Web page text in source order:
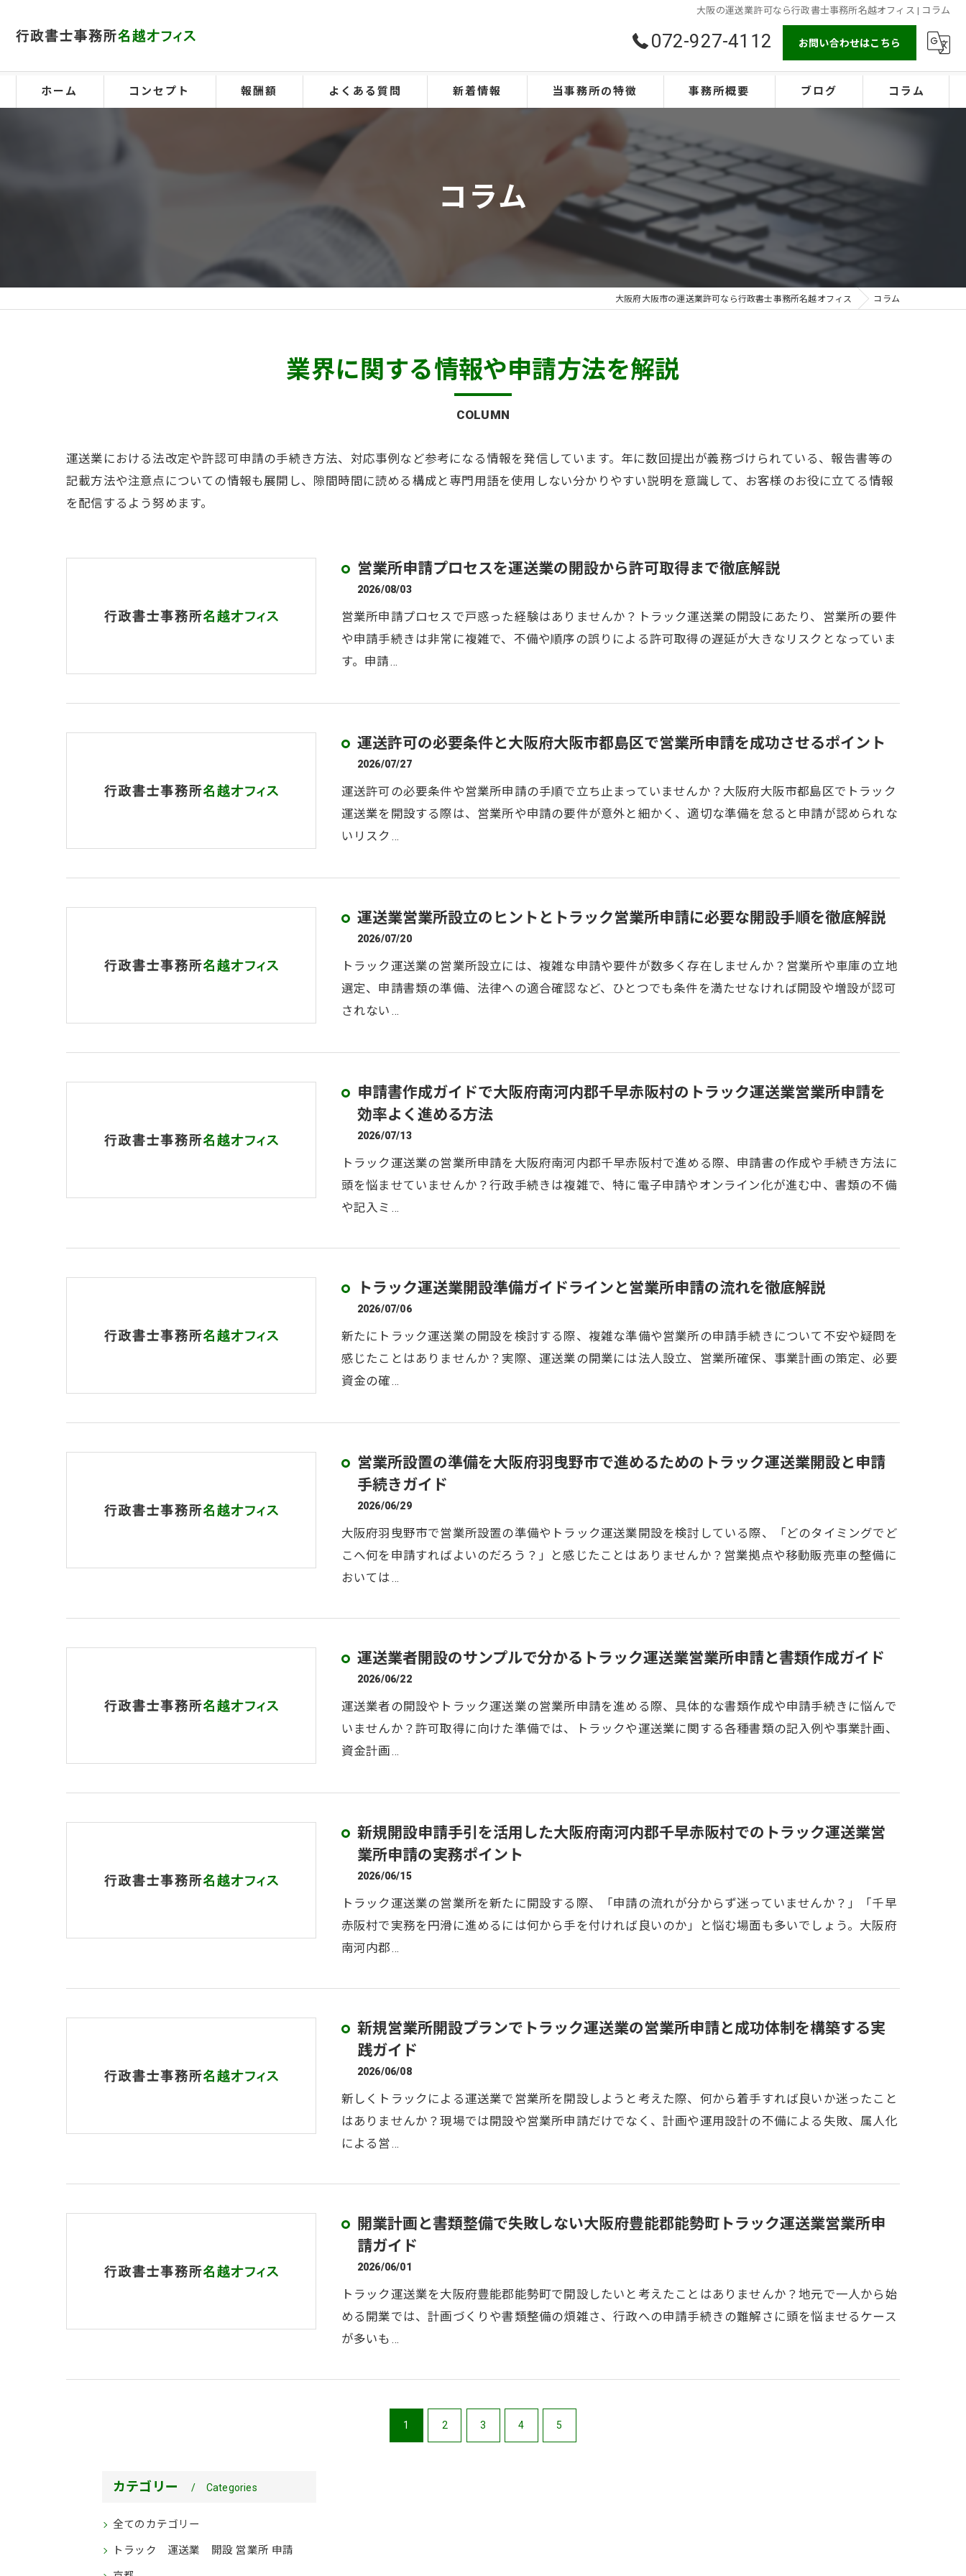
大阪の運送業許可なら行政書士事務所名越オフィス | コラム
072-927-4112 お問い合わせはこちら
ホーム コンセプト 報酬額 よくある質問 新着情報 当事務所の特徴
兵庫の運送業許可
巡回指導
介護タクシー事業許可
事務所概要 ブログ コラム
コラム
大阪府大阪市の運送業許可なら行政書士事務所名越オフィス コラム
業界に関する情報や申請方法を解説
COLUMN
運送業における法改定や許認可申請の手続き方法、対応事例など参考になる情報を発信しています。年に数回提出が義務づけられている、報告書等の
記載方法や注意点についての情報も展開し、隙間時間に読める構成と専門用語を使用しない分かりやすい説明を意識して、お客様のお役に立てる情報
を配信するよう努めます。
営業所申請プロセスを運送業の開設から許可取得まで徹底解説
2026/08/03
営業所申請プロセスで戸惑った経験はありませんか？トラック運送業の開設にあたり、営業所の要件
や申請手続きは非常に複雑で、不備や順序の誤りによる許可取得の遅延が大きなリスクとなっていま
す。申請…
運送許可の必要条件と大阪府大阪市都島区で営業所申請を成功させるポイント
2026/07/27
運送許可の必要条件や営業所申請の手順で立ち止まっていませんか？大阪府大阪市都島区でトラック
運送業を開設する際は、営業所や申請の要件が意外と細かく、適切な準備を怠ると申請が認められな
いリスク…
運送業営業所設立のヒントとトラック営業所申請に必要な開設手順を徹底解説
2026/07/20
トラック運送業の営業所設立には、複雑な申請や要件が数多く存在しませんか？営業所や車庫の立地
選定、申請書類の準備、法律への適合確認など、ひとつでも条件を満たせなければ開設や増設が認可
されない…
申請書作成ガイドで大阪府南河内郡千早赤阪村のトラック運送業営業所申請を
効率よく進める方法
2026/07/13
トラック運送業の営業所申請を大阪府南河内郡千早赤阪村で進める際、申請書の作成や手続き方法に
頭を悩ませていませんか？行政手続きは複雑で、特に電子申請やオンライン化が進む中、書類の不備
や記入ミ…
トラック運送業開設準備ガイドラインと営業所申請の流れを徹底解説
2026/07/06
新たにトラック運送業の開設を検討する際、複雑な準備や営業所の申請手続きについて不安や疑問を
感じたことはありませんか？実際、運送業の開業には法人設立、営業所確保、事業計画の策定、必要
資金の確…
営業所設置の準備を大阪府羽曳野市で進めるためのトラック運送業開設と申請
手続きガイド
2026/06/29
大阪府羽曳野市で営業所設置の準備やトラック運送業開設を検討している際、「どのタイミングでど
こへ何を申請すればよいのだろう？」と感じたことはありませんか？営業拠点や移動販売車の整備に
おいては…
運送業者開設のサンプルで分かるトラック運送業営業所申請と書類作成ガイド
2026/06/22
運送業者の開設やトラック運送業の営業所申請を進める際、具体的な書類作成や申請手続きに悩んで
いませんか？許可取得に向けた準備では、トラックや運送業に関する各種書類の記入例や事業計画、
資金計画…
新規開設申請手引を活用した大阪府南河内郡千早赤阪村でのトラック運送業営
業所申請の実務ポイント
2026/06/15
トラック運送業の営業所を新たに開設する際、「申請の流れが分からず迷っていませんか？」「千早
赤阪村で実務を円滑に進めるには何から手を付ければ良いのか」と悩む場面も多いでしょう。大阪府
南河内郡…
新規営業所開設プランでトラック運送業の営業所申請と成功体制を構築する実
践ガイド
2026/06/08
新しくトラックによる運送業で営業所を開設しようと考えた際、何から着手すれば良いか迷ったこと
はありませんか？現場では開設や営業所申請だけでなく、計画や運用設計の不備による失敗、属人化
による営…
開業計画と書類整備で失敗しない大阪府豊能郡能勢町トラック運送業営業所申
請ガイド
2026/06/01
トラック運送業を大阪府豊能郡能勢町で開設したいと考えたことはありませんか？地元で一人から始
める開業では、計画づくりや書類整備の煩雑さ、行政への申請手続きの難解さに頭を悩ませるケース
が多いも…
1 2 3 4 5
カテゴリー Categories
全てのカテゴリー
トラック 運送業 開設 営業所 申請